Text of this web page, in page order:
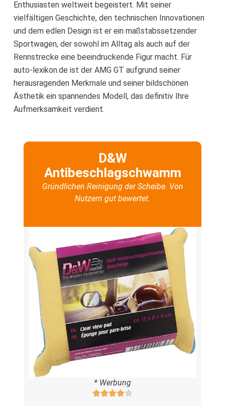
Enthusiasten weltweit begeistert. Mit seiner
vielfältigen Geschichte, den technischen Innovationen
und dem edlen Design ist er ein maßstabssetzender
Sportwagen, der sowohl im Alltag als auch auf der
Rennstrecke eine beeindruckende Figur macht. Für
auto-lexikon.de ist der AMG GT aufgrund seiner
herausragenden Merkmale und seiner bildschönen
Ästhetik ein spannendes Modell, das definitiv Ihre
Aufmerksamkeit verdient.
D&W
Antibeschlagschwamm
Gründlichen Reinigung der Scheibe. Von
Nutzern gut bewertet.
* Werbung